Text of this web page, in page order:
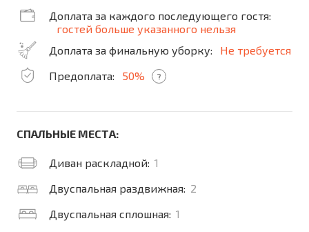
Доплата за каждого последующего гостя:
гостей больше указанного нельзя
Доплата за финальную уборку:
Не требуется
Предоплата:
50% ?
СПАЛЬНЫЕ МЕСТА:
Диван раскладной: 1
Двуспальная раздвижная: 2
Двуспальная сплошная: 1